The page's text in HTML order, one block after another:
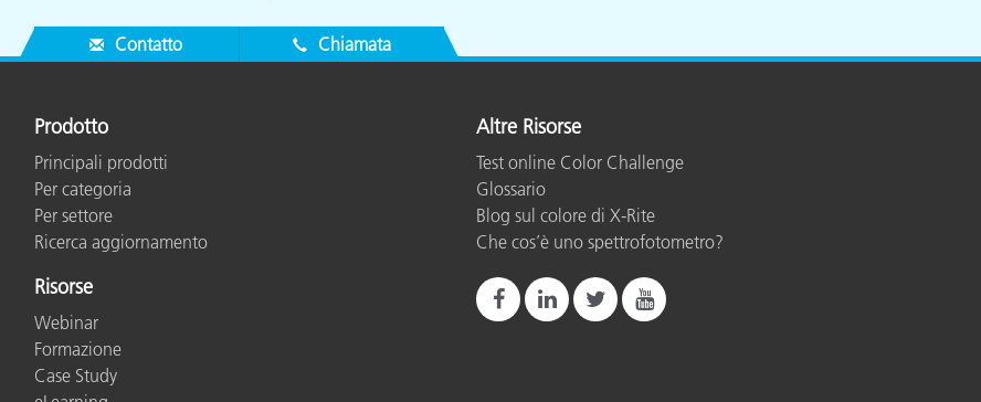
Contatto Chiamata
Prodotto
Principali prodotti
Per categoria
Per settore
Ricerca aggiornamento
Risorse
Webinar
Formazione
Case Study
Altre Risorse
Test online Color Challenge
Glossario
Blog sul colore di X-Rite
Che cos’è uno spettrofotometro?